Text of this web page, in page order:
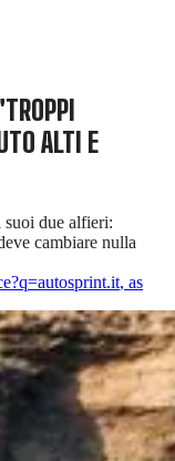
ALTI E
due alfieri:
cambiare nulla
, as